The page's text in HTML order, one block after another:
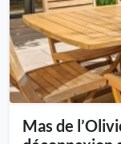
Mas de